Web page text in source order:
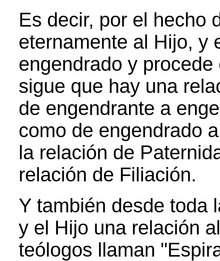
Es decir, por el hecho
eternamente al Hijo, y
engendrado y
sigue que hay una
de engendrante a
como de engendrado
la relación de
relación de Filiación.
Y también desde toda
y el Hijo una relación
teólogos llaman